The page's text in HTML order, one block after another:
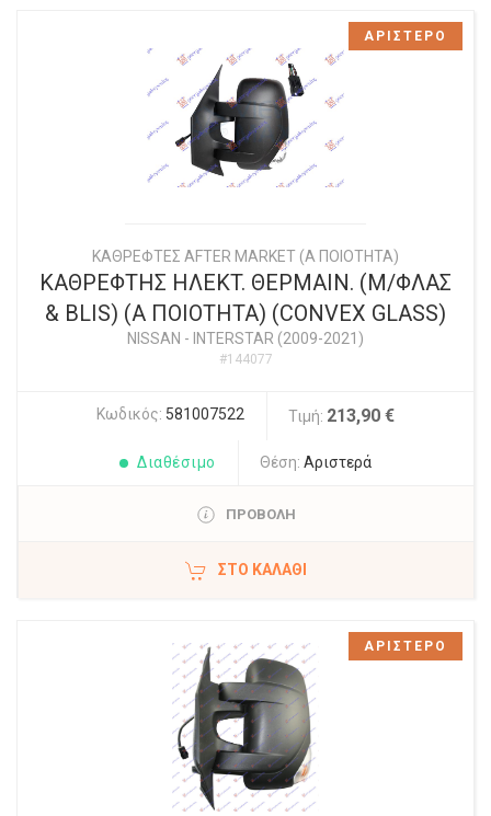
ΚΑΘΡΕΦΤΕΣ AFTER MARKET (Α ΠΟΙΟΤΗΤΑ)
ΚΑΘΡΕΦΤΗΣ ΗΛΕΚT. ΘΕΡΜΑΙΝ. (Μ/ΦΛΑΣ
& BLIS) (Α ΠΟΙΟΤΗΤΑ) (CONVEX GLASS)
NISSAN - INTERSTAR (2009-2021)
#144077
Κωδικός: 581007522 Τιμή: 213,90 €
Διαθέσιμο Θέση: Αριστερά
ΠΡΟΒΟΛΗ
ΣΤΟ ΚΑΛΆΘΙ
ΑΡΙΣΤΕΡΟ
ΑΡΙΣΤΕΡΟ